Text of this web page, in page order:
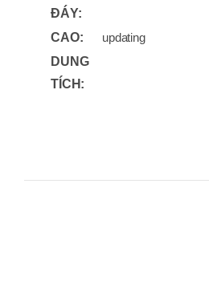
ĐÁY:
CAO:
updating
DUNG
TÍCH: